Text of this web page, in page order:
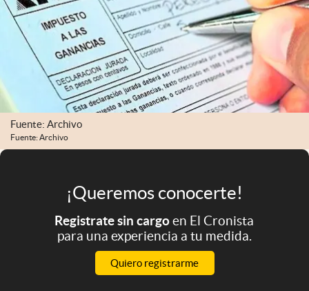
Mundial 2026
Eventos Corporativos
El Cronista Studio
Mediakit
abre en nueva pestaña
Argentina
Fuente: Archivo
Fuente: Archivo
¡Queremos conocerte!
Registrate sin cargoen El Cronista
para una experiencia a tu medida.
Quiero registrarme